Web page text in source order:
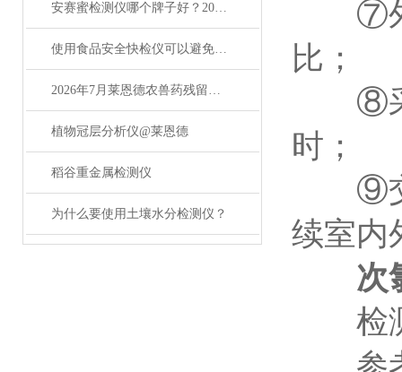
安赛蜜检测仪哪个牌子好？2026主流品牌对比与性价比测评
使用食品安全快检仪可以避免哪些安全隐患
2026年7月莱恩德农兽药残留检测仪选购测评
植物冠层分析仪@莱恩德
稻谷重金属检测仪
为什么要使用土壤水分检测仪？
⑦外
比；
⑧采
时；
⑨交
续室内
次
检测